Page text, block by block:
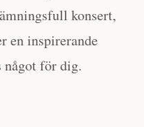
konsert,
en inspirerande
något för dig.